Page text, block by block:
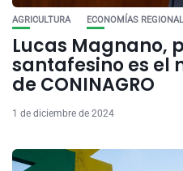
AGRICULTURA ECONOMÍAS
Lucas Magnano,
santafesino es el
de CONINAGRO
1 de diciembre de 2024